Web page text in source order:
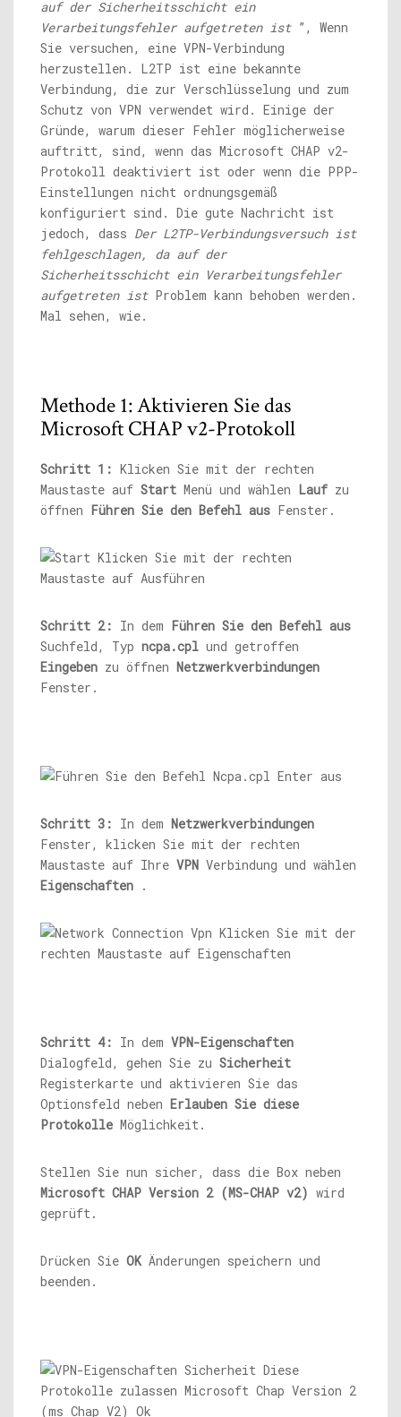
auf der Sicherheitsschicht ein
Verarbeitungsfehler aufgetreten ist”, Wenn
Sie versuchen, eine VPN-Verbindung
herzustellen. L2TP ist eine bekannte
Verbindung, die zur Verschlüsselung und zum
Schutz von VPN verwendet wird. Einige der
Gründe, warum dieser Fehler möglicherweise
auftritt, sind, wenn das Microsoft CHAP v2-
Protokoll deaktiviert ist oder wenn die PPP-
Einstellungen nicht ordnungsgemäß
konfiguriert sind. Die gute Nachricht ist
jedoch, dass Der L2TP-Verbindungsversuch ist
fehlgeschlagen, da auf der
Sicherheitsschicht ein Verarbeitungsfehler
aufgetreten istProblem kann behoben werden.
Mal sehen, wie.
Methode 1: Aktivieren Sie das
Microsoft CHAP v2-Protokoll
Schritt 1: Klicken Sie mit der rechten
Maustaste auf Start Menü und wählen Lauf zu
öffnen Führen Sie den Befehl aus Fenster.
Schritt 2: In dem Führen Sie den Befehl aus
Suchfeld, Typ ncpa.cpl und getroffen
Eingeben zu öffnen Netzwerkverbindungen
Fenster.
Schritt 3: In dem Netzwerkverbindungen
Fenster, klicken Sie mit der rechten
Maustaste auf Ihre VPN Verbindung und wählen
Eigenschaften .
Schritt 4: In dem VPN-Eigenschaften
Dialogfeld, gehen Sie zu Sicherheit
Registerkarte und aktivieren Sie das
Optionsfeld neben Erlauben Sie diese
Protokolle Möglichkeit.
Stellen Sie nun sicher, dass die Box neben
Microsoft CHAP Version 2 (MS-CHAP v2) wird
geprüft.
Drücken Sie OKÄnderungen speichern und
beenden.